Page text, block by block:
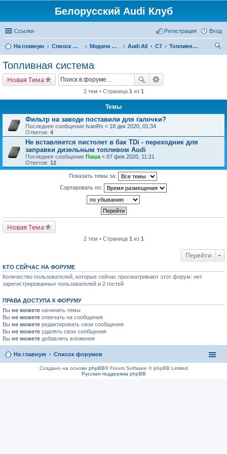
Белорусский Audi Клуб
Ссылки Вход
Регистрация
На главную Список форумов Модели Audi Audi A6 C7
Топливная система
Топливная система
Новая Тема
2 тем • Страница 1 из 1
Темы
Фильтр на заводе поставили для галочки?
Последнее сообщение IvanRs « 18 дек 2020, 01:34
Ответов: 4
Не вставляется пистолет в бак TDi - переходник для
заправки дизельным топливом Audi
Последнее сообщение Паша « 07 фев 2020, 11:21
Ответов: 12
Показать темы за:
Сортировать по:
Новая Тема
2 тем • Страница 1 из 1
Перейти
КТО СЕЙЧАС НА ФОРУМЕ
Количество пользователей, которые сейчас просматривают этот форум: нет
зарегистрированных пользователей и 2 гостей
ПРАВА ДОСТУПА К ФОРУМУ
Вы не можете начинать темы
Вы не можете отвечать на сообщения
Вы не можете редактировать свои сообщения
Вы не можете удалять свои сообщения
Вы не можете добавлять вложения
На главную Список форумов
Создано на основе phpBB® Forum Software © phpBB Limited
Русская поддержка phpBB